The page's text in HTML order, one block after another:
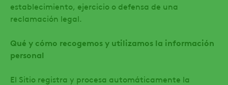
establecimiento, ejercicio o defensa de una
reclamación legal.
Qué y cómo recogemos y utilizamos la información
personal
El Sitio registra y procesa automáticamente la